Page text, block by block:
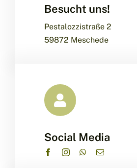
Leaflet |Map data ©OpenStreetMap
Besucht uns!
Pestalozzistraße 2
59872 Meschede
Social Media